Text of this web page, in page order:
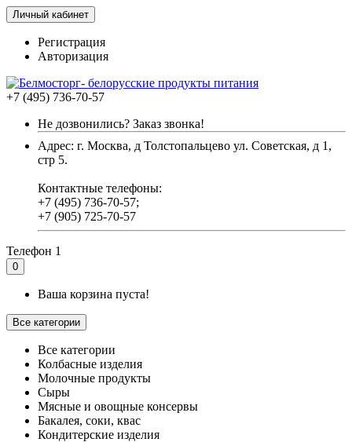
Личный кабинет
Регистрация
Авторизация
+7 (495) 736-70-57
Не дозвонились? Заказ звонка!
Адрес: г. Москва, д Толстопальцево ул. Советская, д 1,
стр 5.
Контактные телефоны:
+7 (495) 736-70-57;
+7 (905) 725-70-57
Телефон 1
0
Ваша корзина пуста!
Все категории
Все категории
Колбасные изделия
Молочные продукты
Сыры
Мясные и овощные консервы
Бакалея, соки, квас
Кондитерские изделия